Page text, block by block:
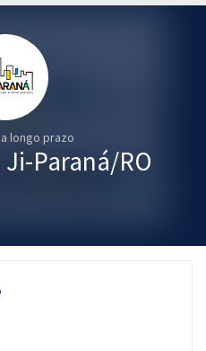
longo prazo
Paraná/RO